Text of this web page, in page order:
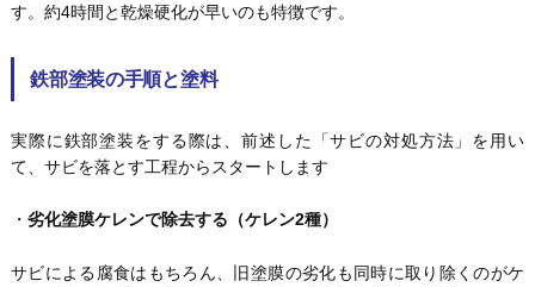
す。約4時間と乾燥硬化が早いのも特徴です。
鉄部塗装の手順と塗料
実際に鉄部塗装をする際は、前述した「サビの対処方法」を用い
て、サビを落とす工程からスタートします
・ 劣化塗膜ケレンで除去する（ケレン2種）
サビによる腐食はもちろん、旧塗膜の劣化も同時に取り除くのがケ